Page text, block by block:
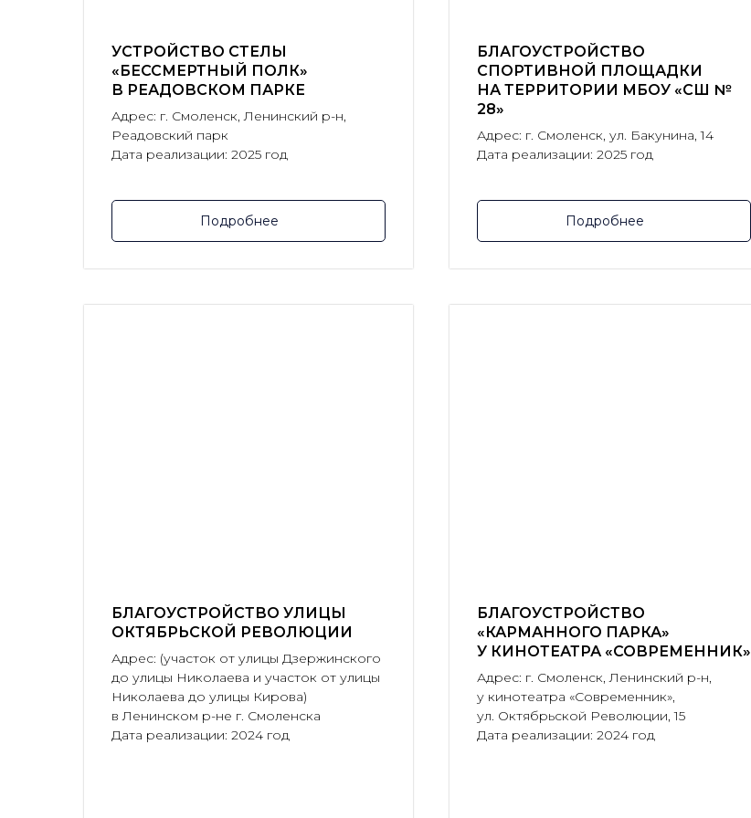
УСТРОЙСТВО СТЕЛЫ
«БЕССМЕРТНЫЙ ПОЛК»
В РЕАДОВСКОМ ПАРКЕ
Адрес: г. Смоленск, Ленинский р-н,
Реадовский парк
Дата реализации: 2025 год
Подробнее
БЛАГОУСТРОЙСТВО
СПОРТИВНОЙ ПЛОЩАДКИ
НА ТЕРРИТОРИИ МБОУ «СШ №
28»
Адрес: г. Смоленск, ул. Бакунина, 14
Дата реализации: 2025 год
Подробнее
БЛАГОУСТРОЙСТВО УЛИЦЫ
ОКТЯБРЬСКОЙ РЕВОЛЮЦИИ
Адрес: (участок от улицы Дзержинского
до улицы Николаева и участок от улицы
Николаева до улицы Кирова)
в Ленинском р-не г. Смоленска
Дата реализации: 2024 год
БЛАГОУСТРОЙСТВО
«КАРМАННОГО ПАРКА»
У КИНОТЕАТРА «СОВРЕМЕННИК»
Адрес: г. Смоленск, Ленинский р-н,
у кинотеатра «Современник»,
ул. Октябрьской Революции, 15
Дата реализации: 2024 год